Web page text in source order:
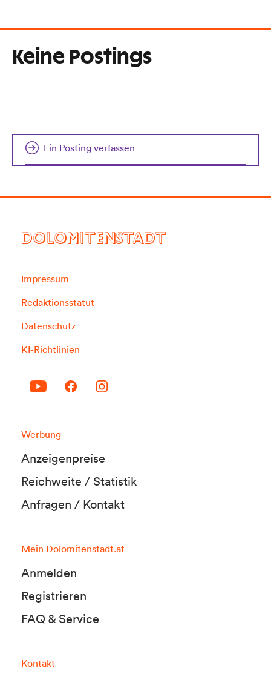
Keine Postings
Ein Posting verfassen
DOLOMITENSTADT
Impressum
Redaktionsstatut
Datenschutz
KI-Richtlinien
Werbung
Anzeigenpreise
Reichweite / Statistik
Anfragen / Kontakt
Mein Dolomitenstadt.at
Anmelden
Registrieren
FAQ & Service
Kontakt